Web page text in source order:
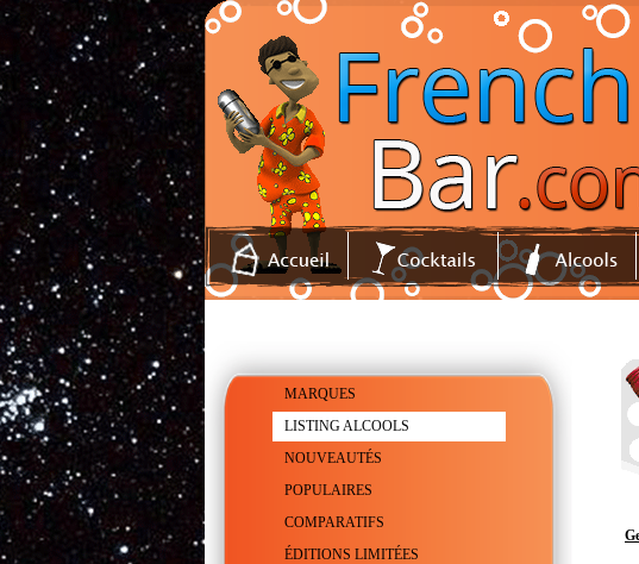
MARQUES
LISTING ALCOOLS
NOUVEAUTÉS
POPULAIRES
COMPARATIFS
ÉDITIONS LIMITÉES